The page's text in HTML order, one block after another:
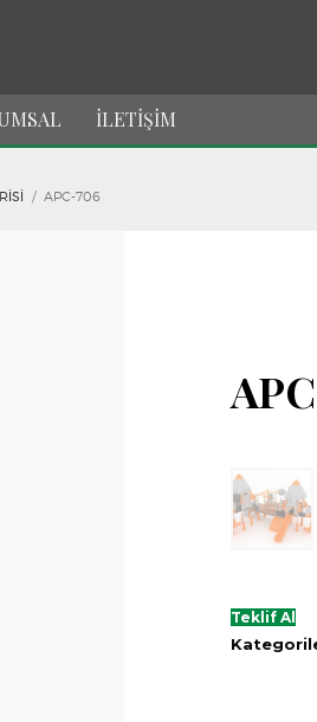
İLETİŞİM
APC-706
Teklif Al